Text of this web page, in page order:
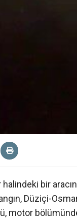
bir
Düziçi-
motor